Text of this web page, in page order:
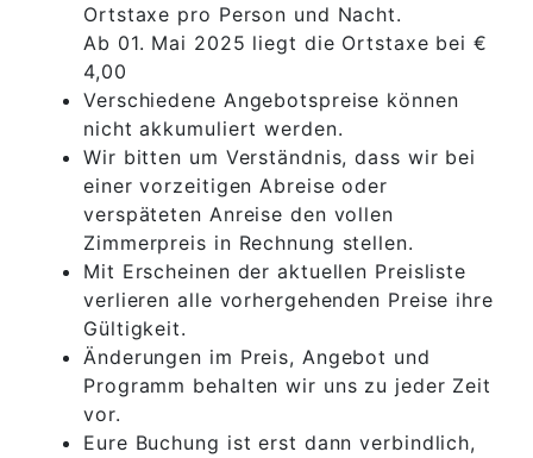
Ortstaxe pro Person und Nacht.
Ab 01. Mai 2025 liegt die Ortstaxe bei €
4,00
Verschiedene Angebotspreise können
nicht akkumuliert werden.
Wir bitten um Verständnis, dass wir bei
einer vorzeitigen Abreise oder
verspäteten Anreise den vollen
Zimmerpreis in Rechnung stellen.
Mit Erscheinen der aktuellen Preisliste
verlieren alle vorhergehenden Preise ihre
Gültigkeit.
Änderungen im Preis, Angebot und
Programm behalten wir uns zu jeder Zeit
vor.
Eure Buchung ist erst dann verbindlich,